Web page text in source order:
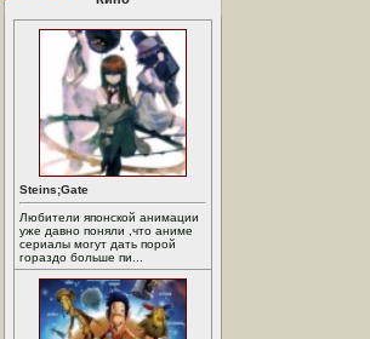
Steins;Gate
Любители японской анимации
уже давно поняли ,что аниме
сериалы могут дать порой
гораздо больше пи...